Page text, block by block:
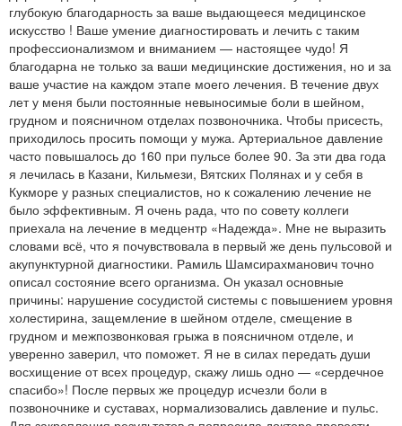
глубокую благодарность за ваше выдающееся медицинское
искусство ! Ваше умение диагностировать и лечить с таким
профессионализмом и вниманием — настоящее чудо! Я
благодарна не только за ваши медицинские достижения, но и за
ваше участие на каждом этапе моего лечения. В течение двух
лет у меня были постоянные невыносимые боли в шейном,
грудном и поясничном отделах позвоночника. Чтобы присесть,
приходилось просить помощи у мужа. Артериальное давление
часто повышалось до 160 при пульсе более 90. За эти два года
я лечилась в Казани, Кильмези, Вятских Полянах и у себя в
Кукморе у разных специалистов, но к сожалению лечение не
было эффективным. Я очень рада, что по совету коллеги
приехала на лечение в медцентр «Надежда». Мне не выразить
словами всё, что я почувствовала в первый же день пульсовой и
акупунктурной диагностики. Рамиль Шамсирахманович точно
описал состояние всего организма. Он указал основные
причины: нарушение сосудистой системы с повышением уровня
холестирина, защемление в шейном отделе, смещение в
грудном и межпозвонковая грыжа в поясничном отделе, и
уверенно заверил, что поможет. Я не в силах передать души
восхищение от всех процедур, скажу лишь одно — «сердечное
спасибо»! После первых же процедур исчезли боли в
позвоночнике и суставах, нормализовались давление и пульс.